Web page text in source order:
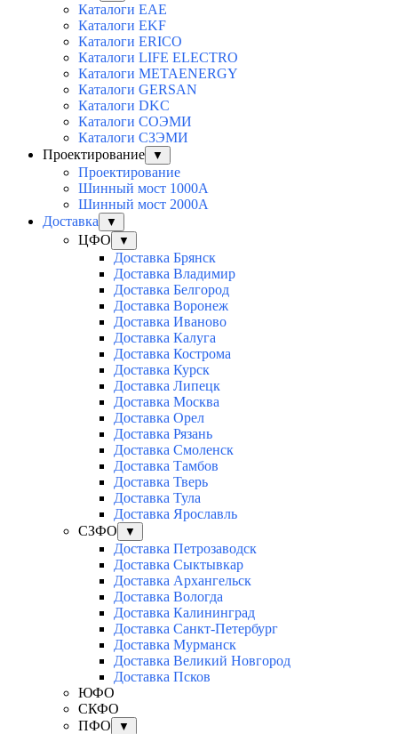
Каталоги EAE
Каталоги EKF
Каталоги ERICO
Каталоги LIFE ELECTRO
Каталоги METAENERGY
Каталоги GERSAN
Каталоги DKC
Каталоги СОЭМИ
Каталоги СЗЭМИ
Проектирование
▼
Проектирование
Шинный мост 1000А
Шинный мост 2000А
Доставка
▼
ЦФО ▼
Доставка Брянск
Доставка Владимир
Доставка Белгород
Доставка Воронеж
Доставка Иваново
Доставка Калуга
Доставка Кострома
Доставка Курск
Доставка Липецк
Доставка Москва
Доставка Орел
Доставка Рязань
Доставка Смоленск
Доставка Тамбов
Доставка Тверь
Доставка Тула
Доставка Ярославль
СЗФО
▼
Доставка Петрозаводск
Доставка Сыктывкар
Доставка Архангельск
Доставка Вологда
Доставка Калининград
Доставка Санкт-Петербург
Доставка Мурманск
Доставка Великий Новгород
Доставка Псков
ЮФО
СКФО
ПФО
▼